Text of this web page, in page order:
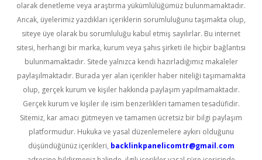
olarak denetleme veya araştırma yükümlülüğümüz bulunmamaktadır.
Ancak, üyelerimiz yazdıkları içeriklerin sorumluluğunu taşımakta olup,
siteye üye olarak bu sorumluluğu kabul etmiş sayılırlar. Bu internet
sitesi, herhangi bir marka, kurum veya şahıs şirketi ile hiçbir bağlantısı
bulunmamaktadır. Sitede yalnızca kendi hazırladığımız makaleler
paylaşılmaktadır. Burada yer alan içerikler haber niteliği taşımamakta
olup, gerçek kurum ve kişiler hakkında paylaşım yapılmamaktadır.
Gerçek kurum ve kişiler ile isim benzerlikleri tamamen tesadüfidir.
Sitemiz, kar amacı gütmeyen ve tamamen ücretsiz bir bilgi paylaşım
platformudur. Hukuka ve yasal düzenlemelere aykırı olduğunu
düşündüğünüz içerikleri, backlinkpanelicomtr@gmail.com